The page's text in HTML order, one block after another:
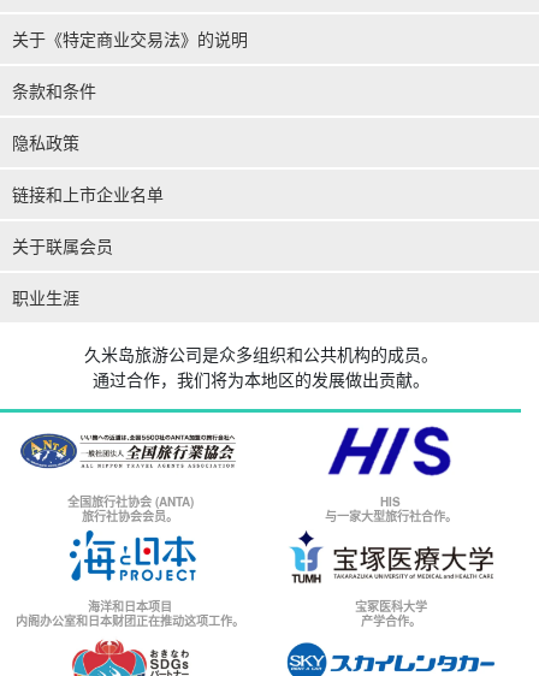
关于《特定商业交易法》的说明
条款和条件
隐私政策
链接和上市企业名单
关于联属会员
职业生涯
久米岛旅游公司是众多组织和公共机构的成员。
通过合作，我们将为本地区的发展做出贡献。
全国旅行社协会 (ANTA)
旅行社协会会员。
HIS
与一家大型旅行社合作。
海洋和日本项目
内阁办公室和日本财团正在推动这项工作。
宝冢医科大学
产学合作。